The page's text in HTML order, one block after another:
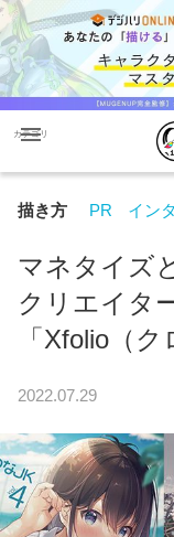
menu
カテゴリ
描き方 PR イン
マネタイズ
クリエイタ
「Xfolio（
2022.07.29